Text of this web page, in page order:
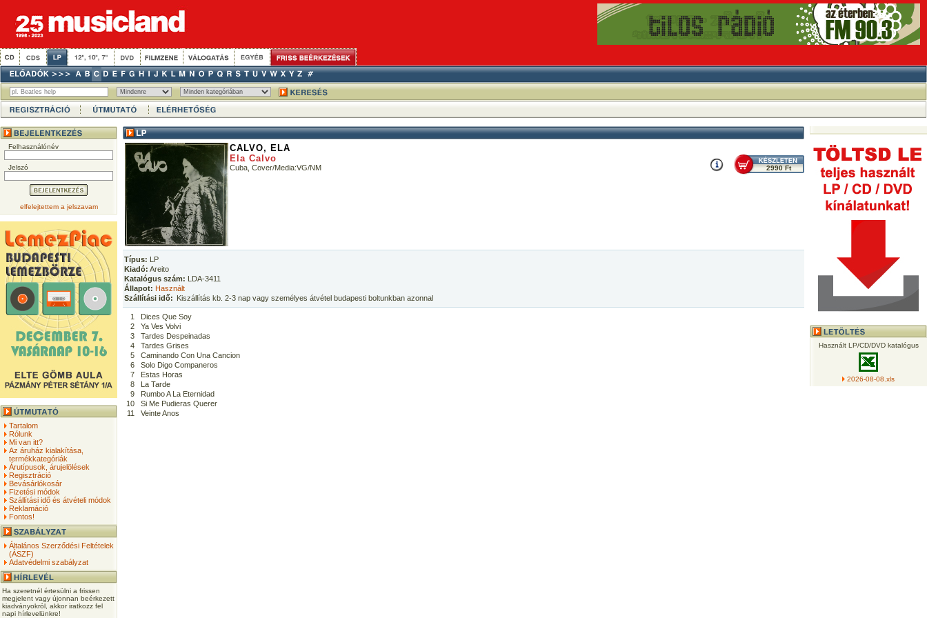
Felhasználónév
Jelszó
elfelejtettem a jelszavam
Tartalom
Rólunk
Mi van itt?
Az áruház kialakítása,
termékkategóriák
Árutípusok, árujelölések
Regisztráció
Bevásárlókosár
Fizetési módok
Szállítási idő és átvételi módok
Reklamáció
Fontos!
Általános Szerződési Feltételek
(ÁSZF)
Adatvédelmi szabályzat
Ha szeretnél értesülni a frissen
megjelent vagy újonnan beérkezett
kiadványokról, akkor iratkozz fel
napi hírlevelünkre!
CALVO, ELA
Ela Calvo
Cuba, Cover/Media:VG/NM 2990 Ft
Típus: LP
Kiadó: Areito
Katalógus szám: LDA-3411
Állapot: Használt
Szállítási idő: Kiszállítás kb. 2-3 nap vagy személyes átvétel budapesti boltunkban azonnal
1
Dices Que Soy
2
Ya Ves Volvi
3
Tardes Despeinadas
4
Tardes Grises
5
Caminando Con Una Cancion
6
Solo Digo Companeros
7
Estas Horas
8
La Tarde
9
Rumbo A La Eternidad
10
Si Me Pudieras Querer
11
Veinte Anos
Használt LP/CD/DVD katalógus
2026-08-08.xls